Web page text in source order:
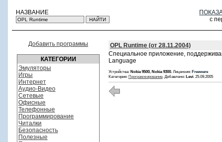
НАЗВАНИЕ
с
Добавить программы
КАТЕГОРИИ
Эмуляторы
Игры
Интернет
Аудио-Видео
Сетевые
Офисные
Телефонные
Программирование
Читалки
Безопасность
Полезные
OPL Runtime (от 28.11.2004)
Специальное приложение,
Language
Устройства: Nokia 9500, Nokia 9300. Лицензия: Freeware
Категория: Программирование. Добавлено: Levi. 25.09.2005